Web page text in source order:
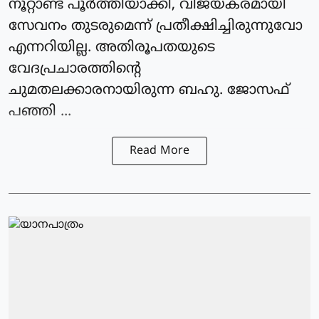
നൂറ്റാണ്ട് പൂർത്തിയാക്കി, വിജയകരമായി
സേവനം തുടരുമെന്ന് പ്രതീക്ഷിച്ചിരുന്നുവോ
എന്നറിയില്ല. അതിരൂപതയുടെ
വേദപ്രചാരത്തിന്റെ
ചുമതലക്കാരനായിരുന്ന ബഹു. ജോസഫ്
പഞ്ഞി ...
Read More